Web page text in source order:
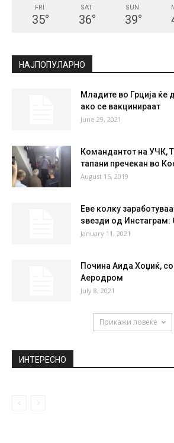
FRI
35°
SAT
36°
SUN
39°
НАЈПОПУЛАРНО
Младите во Грција ќе
ако се вакцинираат
June 29, 2021
Командантот на УЧК,
тапани пречекан вo
August 15, 2019
Еве колку
ѕвезди од Инстаграм:
January 11, 2021
Почина Аида Хоџиќ,
Аеродром
July 8, 2021
Прикажи повеќе
ИНТЕРЕСНО